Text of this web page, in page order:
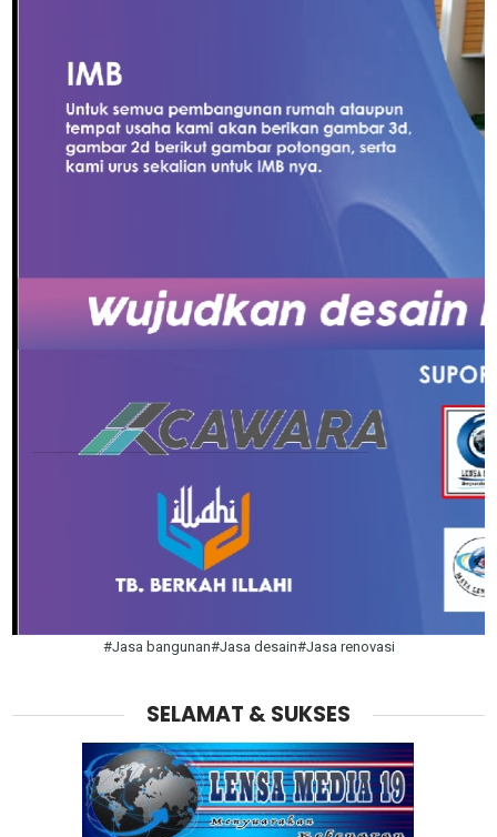
#Jasa bangunan#Jasa desain#Jasa renovasi
SELAMAT & SUKSES